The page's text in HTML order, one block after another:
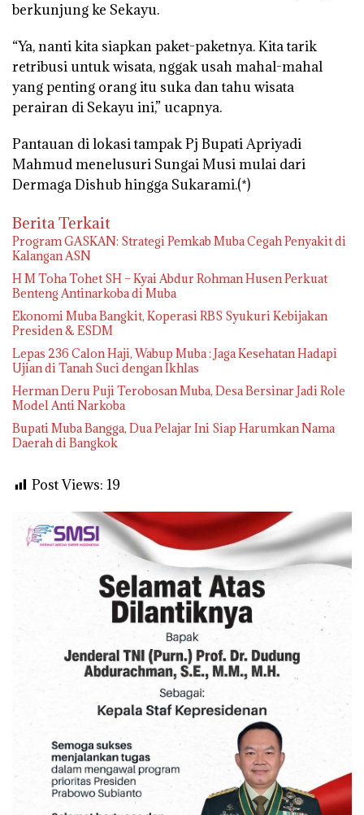
berkunjung ke Sekayu.
“Ya, nanti kita siapkan paket-paketnya. Kita tarik
retribusi untuk wisata, nggak usah mahal-mahal
yang penting orang itu suka dan tahu wisata
perairan di Sekayu ini,” ucapnya.
Pantauan di lokasi tampak Pj Bupati Apriyadi
Mahmud menelusuri Sungai Musi mulai dari
Dermaga Dishub hingga Sukarami.(*)
Berita Terkait
Program GASKAN: Strategi Pemkab Muba Cegah Penyakit di
Kalangan ASN
H M Toha Tohet SH – Kyai Abdur Rohman Husen Perkuat
Benteng Antinarkoba di Muba
Ekonomi Muba Bangkit, Koperasi RBS Syukuri Kebijakan
Presiden & ESDM
Lepas 236 Calon Haji, Wabup Muba : Jaga Kesehatan Hadapi
Ujian di Tanah Suci dengan Ikhlas
Herman Deru Puji Terobosan Muba, Desa Bersinar Jadi Role
Model Anti Narkoba
Bupati Muba Bangga, Dua Pelajar Ini Siap Harumkan Nama
Daerah di Bangkok
Post Views: 19